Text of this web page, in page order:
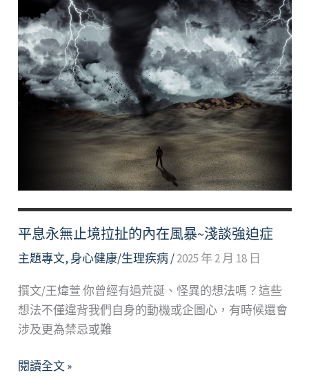
選
好
文
平息永無止境拉扯的內在風暴~淺談強迫症
主題專文, 身心健康/生理疾病/2025 年 2 月 18 日
撰文/王煒萱 你曾經有過荒誕、怪異的想法嗎？這些
想法不僅違背我們自身的動機或企圖心，有時候還會
涉及更為禁忌或難
平
閱讀全文 »